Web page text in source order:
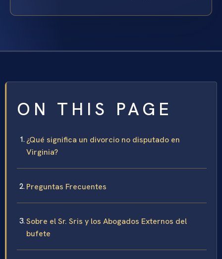
ON THIS PAGE
¿Qué significa un divorcio no disputado en
Virginia?
Preguntas Frecuentes
Sobre el Sr. Sris y los Abogados Externos del
bufete